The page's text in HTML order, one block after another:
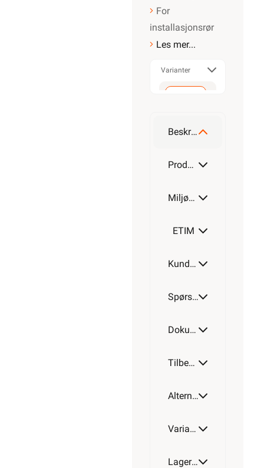
For
installasjonsrør
Les mer...
Varianter
Beskrivelse
Produktdetaljer
Miljøparametere
ETIM
Kundeomtale
Spørsmål og svar
Dokumentasjon
Tilbehør
Alternative artikler
Varianter av artikkel
Lagerstatus